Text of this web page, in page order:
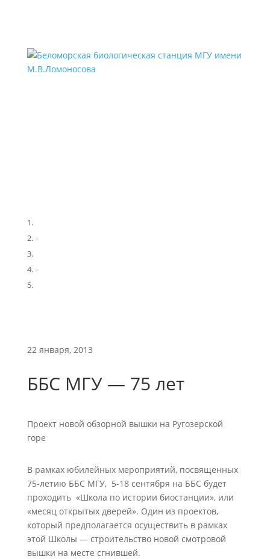
»
»
22 января, 2013
ББС МГУ — 75 лет
Проект новой обзорной вышки на Ругозерской
горе
В рамках юбилейных мероприятий, посвященных
75-летию ББС МГУ, 5-18 сентября на ББС будет
проходить «Школа по истории биостанции», или
«месяц открытых дверей». Один из проектов,
который предполагается осуществить в рамках
этой Школы — строительство новой смотровой
вышки на месте сгнившей.